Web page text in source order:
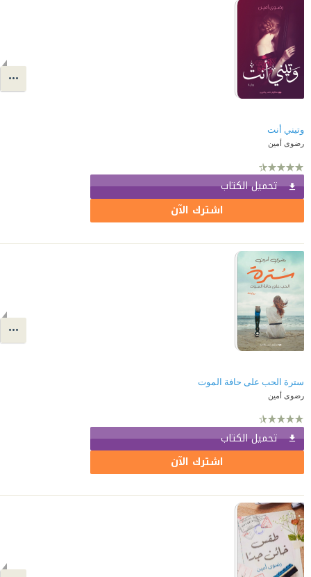
وتيني أنت
رضوى أمين
تحميل الكتاب
اشترك الآن
سترة الحب على حافة الموت
رضوى أمين
تحميل الكتاب
اشترك الآن